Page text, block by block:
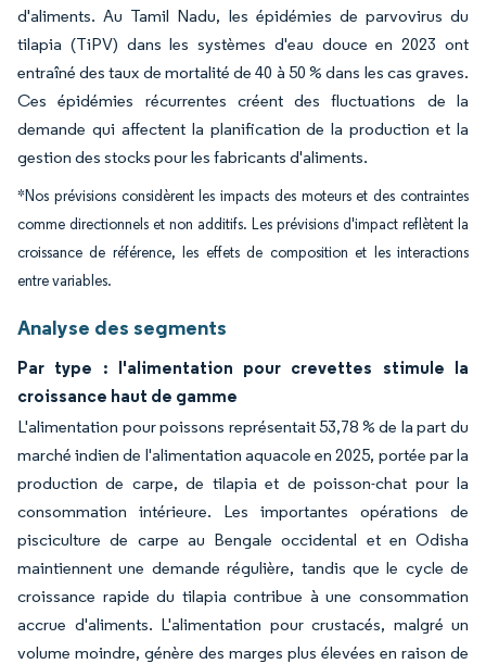
d'aliments. Au Tamil Nadu, les épidémies de parvovirus du
tilapia (TiPV) dans les systèmes d'eau douce en 2023 ont
entraîné des taux de mortalité de 40 à 50 % dans les cas graves.
Ces épidémies récurrentes créent des fluctuations de la
demande qui affectent la planification de la production et la
gestion des stocks pour les fabricants d'aliments.
*Nos prévisions considèrent les impacts des moteurs et des contraintes
comme directionnels et non additifs. Les prévisions d'impact reflètent la
croissance de référence, les effets de composition et les interactions
entre variables.
Analyse des segments
Par type : l'alimentation pour crevettes stimule la
croissance haut de gamme
L'alimentation pour poissons représentait 53,78 % de la part du
marché indien de l'alimentation aquacole en 2025, portée par la
production de carpe, de tilapia et de poisson-chat pour la
consommation intérieure. Les importantes opérations de
pisciculture de carpe au Bengale occidental et en Odisha
maintiennent une demande régulière, tandis que le cycle de
croissance rapide du tilapia contribue à une consommation
accrue d'aliments. L'alimentation pour crustacés, malgré un
volume moindre, génère des marges plus élevées en raison de